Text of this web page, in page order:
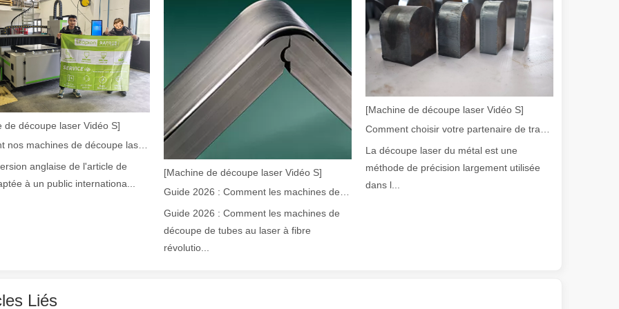
au laser à fibre révolutionnent la fabrication de tuyauxDans le monde en évolution rapide de la fabrication métallique, l'efficacité et la
industrie manufacturière en développement rapide. Il peut traiter une variété de tubes métalliques avec une précision et une
de découpe laser Vidéo S]
anglaise de l'article de
à un public internationa...
[Machine de découpe laser Vidéo S]
Guide 2026 : Comment les machines de
découpe de tubes au laser à fibre
révolutio...
[Machine de découpe laser Vidéo S]
Comment choisir votre partenaire de travail : machine de découpe laser
La découpe laser du métal est une
méthode de précision largement utilisée
dans l...
Liés